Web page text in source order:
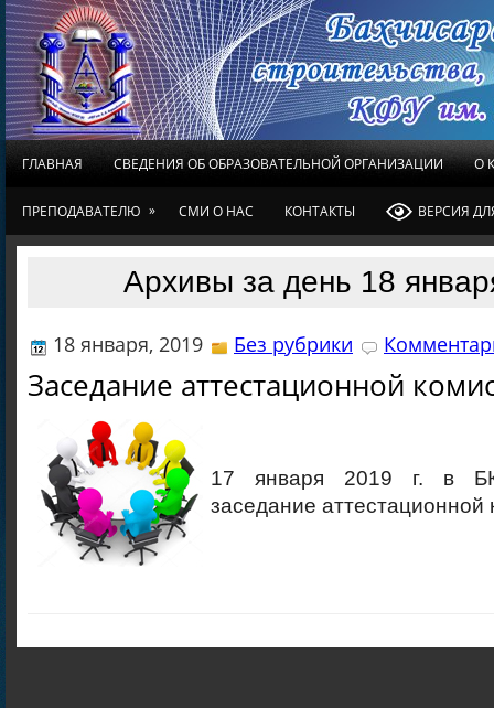
ГЛАВНАЯ СВЕДЕНИЯ ОБ ОБРАЗОВАТЕЛЬНОЙ ОРГАНИЗАЦИИ О
ПРЕПОДАВАТЕЛЮ » СМИ О НАС КОНТАКТЫ ВЕРСИЯ
Архивы за день 18
18 января, 2019 Без рубрики
Заседание аттестационной
17 января 2019 г. в
заседание аттестационной